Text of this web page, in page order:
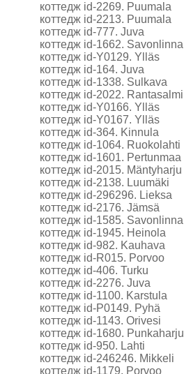
коттедж id-2269. Puumala
коттедж id-2213. Puumala
коттедж id-777. Juva
коттедж id-1662. Savonlinna
коттедж id-Y0129. Ylläs
коттедж id-164. Juva
коттедж id-1338. Sulkava
коттедж id-2022. Rantasalmi
коттедж id-Y0166. Ylläs
коттедж id-Y0167. Ylläs
коттедж id-364. Kinnula
коттедж id-1064. Ruokolahti
коттедж id-1601. Pertunmaa
коттедж id-2015. Mäntyharju
коттедж id-2138. Luumäki
коттедж id-296296. Lieksa
коттедж id-2176. Jämsä
коттедж id-1585. Savonlinna
коттедж id-1945. Heinola
коттедж id-982. Kauhava
коттедж id-R015. Porvoo
коттедж id-406. Turku
коттедж id-2276. Juva
коттедж id-1100. Karstula
коттедж id-P0149. Pyhä
коттедж id-1143. Orivesi
коттедж id-1680. Punkaharju
коттедж id-950. Lahti
коттедж id-246246. Mikkeli
коттедж id-1179. Porvoo